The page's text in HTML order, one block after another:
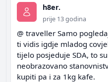
h8er.
prije 13 godina
@ traveller Samo
ti vidis igdje mladog
tijelo posjeduje SDA, to
neobrazovano
kupiti pa i za 1kg kafe.